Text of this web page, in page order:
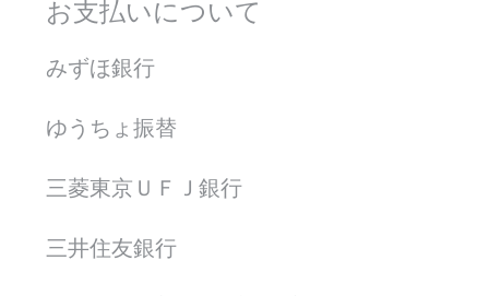
お支払いについて
みずほ銀行
ゆうちょ振替
三菱東京ＵＦＪ銀行
三井住友銀行